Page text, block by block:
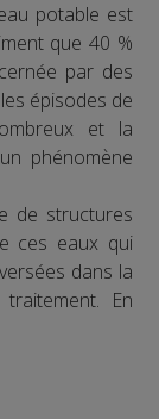
potable est
que 40 %
par des
épisodes de
et la
phénomène
de structures
ces eaux qui
dans la
En